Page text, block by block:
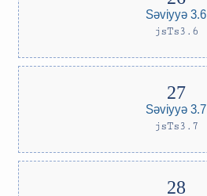
Səviyyə 3.6
jsTs3.6
Səviyyə 3.7
jsTs3.7